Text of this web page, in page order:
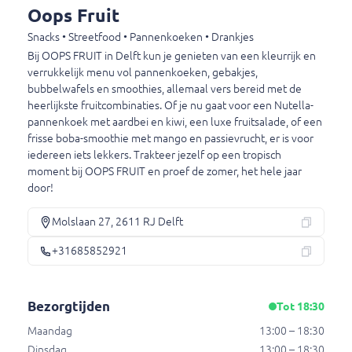
2611 RJ Delft
+31685852921
Afhaaltijden
Maandag
13:00 – 19:00
Dinsdag
12:00 – 19:00
Woensdag
12:00 – 19:00
Donderdag
12:00 – 19:00
Vrijdag
12:00 – 19:00
Zaterdag
Zondag
Dinsdag
13:00 – 18:30
Woensdag
Donderdag
Oops Fruit
Snacks • Streetfood • Pannenkoeken • Drankjes
Bij OOPS FRUIT in Delft kun je genieten van een kleurrijk en
verrukkelijk menu vol pannenkoeken, gebakjes,
bubbelwafels en smoothies, allemaal vers bereid met de
heerlijkste fruitcombinaties. Of je nu gaat voor een Nutella-
pannenkoek met aardbei en kiwi, een luxe fruitsalade, of een
frisse boba-smoothie met mango en passievrucht, er is voor
iedereen iets lekkers. Trakteer jezelf op een tropisch
moment bij OOPS FRUIT en proef de zomer, het hele jaar
door!
Molslaan 27, 2611 RJ Delft
+31685852921
Bezorgtijden
Tot 18:30
Maandag
13:00 – 18:30
Dinsdag
13:00 – 18:30